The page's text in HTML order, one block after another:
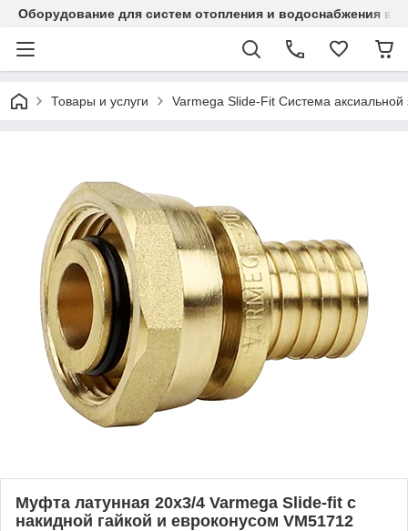
Оборудование для систем отопления и водоснабжения в
Товары и услуги Varmega Slide-Fit Система аксиальной
Муфта латунная 20x3/4 Varmega Slide-fit с
накидной гайкой и евроконусом VM51712